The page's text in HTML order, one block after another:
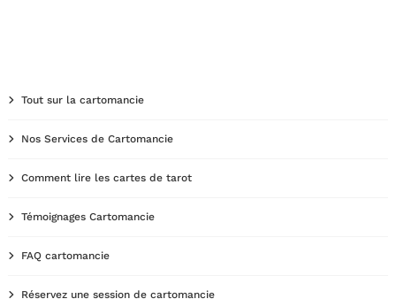
Tout sur la cartomancie
Nos Services de Cartomancie
Comment lire les cartes de tarot
Témoignages Cartomancie
FAQ cartomancie
Réservez une session de cartomancie